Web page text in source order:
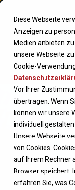
Diese Webseite
Anzeigen zu
Medien anbieten
unsere Webseite
Cookie-
Vor Ihrer
übertragen. Wenn
können wir unsere
individuell
Unsere Webseite
von Cookies.
auf Ihrem Rechner
Browser speichert.
erfahren Sie, was